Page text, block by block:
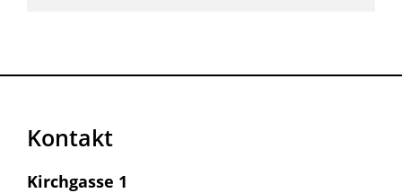
Kontakt
Kirchgasse 1